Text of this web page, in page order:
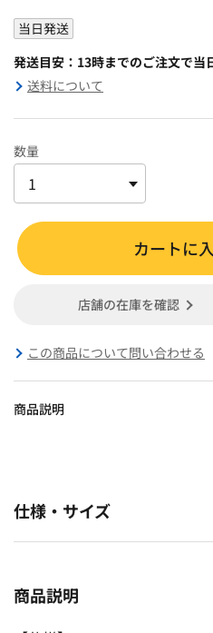
当日発送
発送目安：13時までのご注文で当
送料について
数量
カートに
店舗の在庫を確認
この商品について問い合わせる
商品説明
仕様・サイズ
商品説明